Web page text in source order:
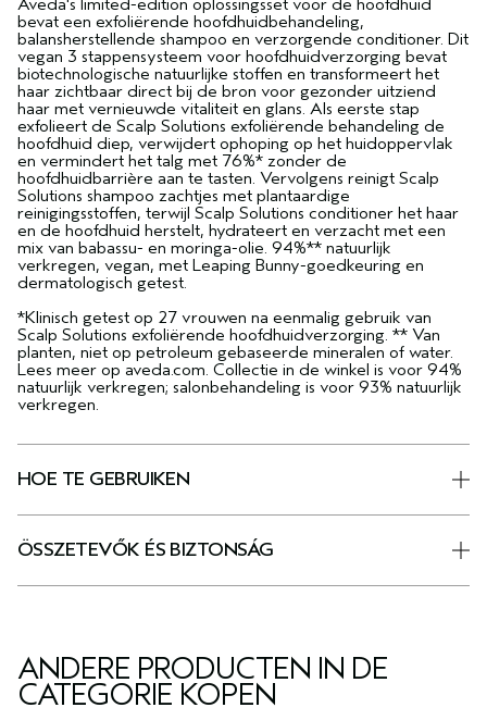
Aveda's limited-edition oplossingsset voor de hoofdhuid
bevat een exfoliërende hoofdhuidbehandeling,
balansherstellende shampoo en verzorgende conditioner. Dit
vegan 3 stappensysteem voor hoofdhuidverzorging bevat
biotechnologische natuurlijke stoffen en transformeert het
haar zichtbaar direct bij de bron voor gezonder uitziend
haar met vernieuwde vitaliteit en glans. Als eerste stap
exfolieert de Scalp Solutions exfoliërende behandeling de
hoofdhuid diep, verwijdert ophoping op het huidoppervlak
en vermindert het talg met 76%* zonder de
hoofdhuidbarrière aan te tasten. Vervolgens reinigt Scalp
Solutions shampoo zachtjes met plantaardige
reinigingsstoffen, terwijl Scalp Solutions conditioner het haar
en de hoofdhuid herstelt, hydrateert en verzacht met een
mix van babassu- en moringa-olie. 94%** natuurlijk
verkregen, vegan, met Leaping Bunny-goedkeuring en
dermatologisch getest.
*Klinisch getest op 27 vrouwen na eenmalig gebruik van
Scalp Solutions exfoliërende hoofdhuidverzorging. ** Van
planten, niet op petroleum gebaseerde mineralen of water.
Lees meer op aveda.com. Collectie in de winkel is voor 94%
natuurlijk verkregen; salonbehandeling is voor 93% natuurlijk
verkregen.
HOE TE GEBRUIKEN
ÖSSZETEVŐK ÉS BIZTONSÁG
ANDERE PRODUCTEN IN DE
CATEGORIE KOPEN